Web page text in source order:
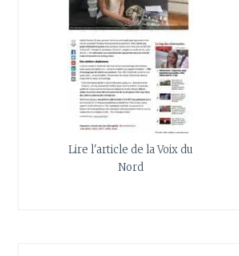
Lire l'article de la Voix du
Nord